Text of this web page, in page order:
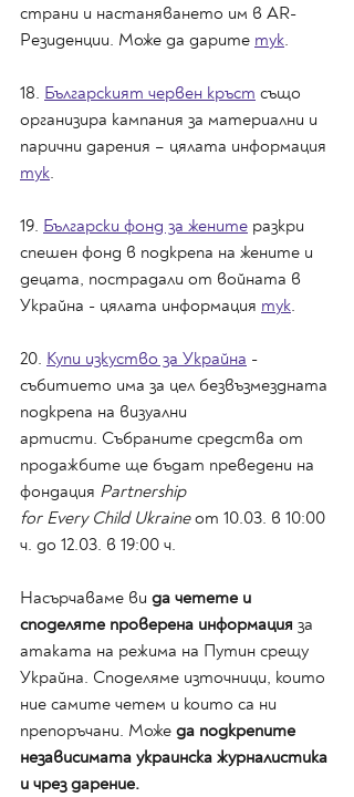
страни и настаняването им в AR-
Резиденции. Може да дарите тук.
18. Българският червен кръст също
организира кампания за материални и
парични дарения – цялата информация
тук.
19. Български фонд за жените разкри
спешен фонд в подкрепа на жените и
децата, пострадали от войната в
Украйна - цялата информация тук.
20. Купи изкуство за Украйна -
събитието има за цел безвъзмездната
подкрепа на визуални
артисти. Събраните средства от
продажбите ще бъдат преведени на
фондация Partnership
for Every Child Ukraine от 10.03. в 10:00
ч. до 12.03. в 19:00 ч.
Насърчаваме ви да четете и
споделяте проверена информация за
атаката на режима на Путин срещу
Украйна. Споделяме източници, които
ние самите четем и които са ни
препоръчани. Може да подкрепите
независимата украинска журналистика
и чрез дарение.